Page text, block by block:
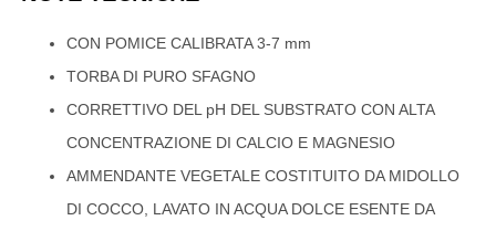
CON POMICE CALIBRATA 3-7 mm
TORBA DI PURO SFAGNO
CORRETTIVO DEL pH DEL SUBSTRATO CON ALTA
CONCENTRAZIONE DI CALCIO E MAGNESIO
AMMENDANTE VEGETALE COSTITUITO DA MIDOLLO
DI COCCO, LAVATO IN ACQUA DOLCE ESENTE DA